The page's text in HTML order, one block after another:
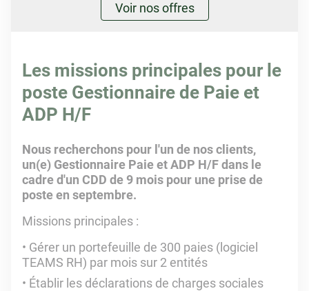
Voir nos offres
Les missions principales pour le
poste Gestionnaire de Paie et
ADP H/F
Nous recherchons pour l'un de nos clients,
un(e) Gestionnaire Paie et ADP H/F dans le
cadre d'un CDD de 9 mois pour une prise de
poste en septembre.
Missions principales :
Gérer un portefeuille de 300 paies (logiciel
TEAMS RH) par mois sur 2 entités
Établir les déclarations de charges sociales